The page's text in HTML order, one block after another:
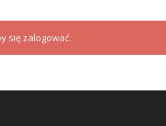
się zalogować.